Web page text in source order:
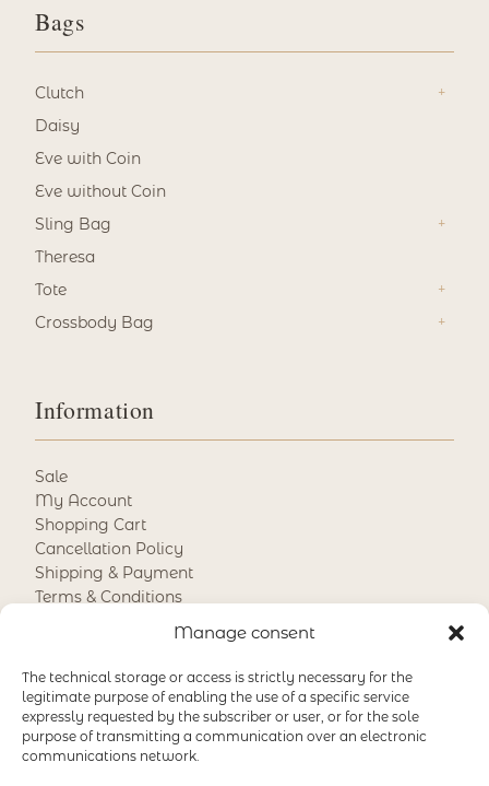
Manage consent
The technical storage or access is strictly necessary for the
legitimate purpose of enabling the use of a specific service
expressly requested by the subscriber or user, or for the sole
purpose of transmitting a communication over an electronic
communications network.
Bags
Clutch
Daisy
Eve with Coin
Eve without Coin
Sling Bag
Theresa
Tote
Crossbody Bag
Information
Sale
My Account
Shopping Cart
Cancellation Policy
Shipping & Payment
Terms & Conditions
Payment